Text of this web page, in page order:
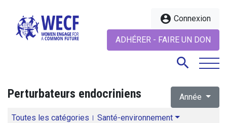
account_circle Connexion
ADHÉRER - FAIRE UN DON
search
Perturbateurs endocriniens Année
Toutes les catégories Santé-environnement